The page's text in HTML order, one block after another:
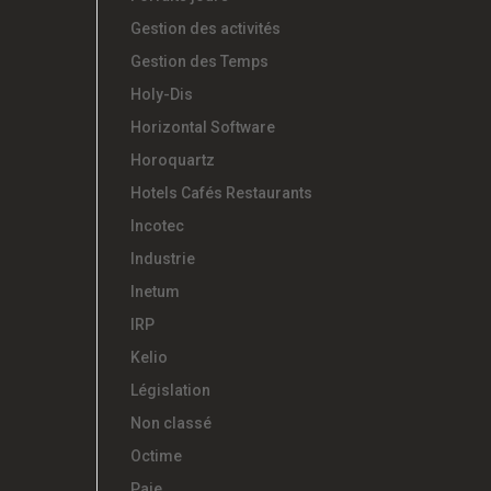
Gestion des activités
Gestion des Temps
Holy-Dis
Horizontal Software
Horoquartz
Hotels Cafés Restaurants
Incotec
Industrie
Inetum
IRP
Kelio
Législation
Non classé
Octime